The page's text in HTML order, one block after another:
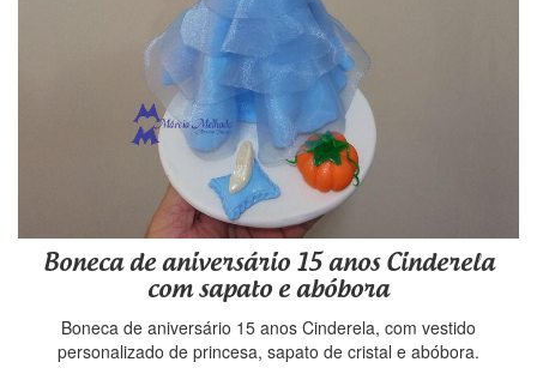
Boneca de aniversário 15 anos Cinderela
com sapato e abóbora
Boneca de aniversário 15 anos Cinderela, com vestido
personalizado de princesa, sapato de cristal e abóbora.